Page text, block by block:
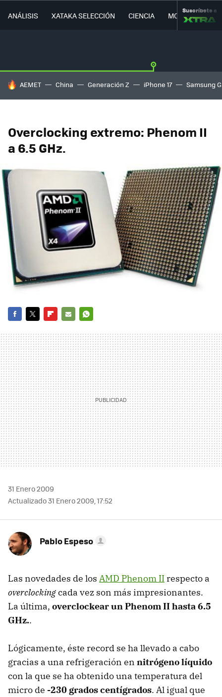
ANÁLISIS XATAKA SELECCIÓN CIENCIA MOVILIDAD
Suscríbete a
HOY SE HABLA DE
AEMET China Generación Z iPhone 17 Samsung
Overclocking extremo: Phenom II
a 6.5 GHz.
MAIL
31 Enero 2009
Actualizado 31 Enero 2009, 17:52
Pablo Espeso
Las novedades de los AMD Phenom II respecto a
overclockingcada vez son más impresionantes.
La última, overclockear un Phenom II hasta 6.5
GHz..
Lógicamente, éste record se ha llevado a cabo
gracias a una refrigeración en nitrógeno líquido
con la que se ha obtenido una temperatura del
micro de -230 grados centígrados. Al igual que